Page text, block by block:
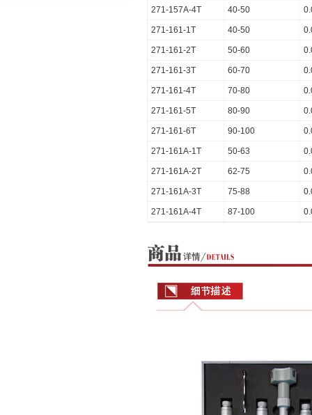
271-157A-4T 40-50
271-161-1T 40-50
271-161-2T 50-60
271-161-3T 60-70
271-161-4T 70-80
271-161-5T 80-90
271-161-6T 90-100
271-161A-1T 50-63
271-161A-2T 62-75
271-161A-3T 75-88
271-161A-4T 87-100